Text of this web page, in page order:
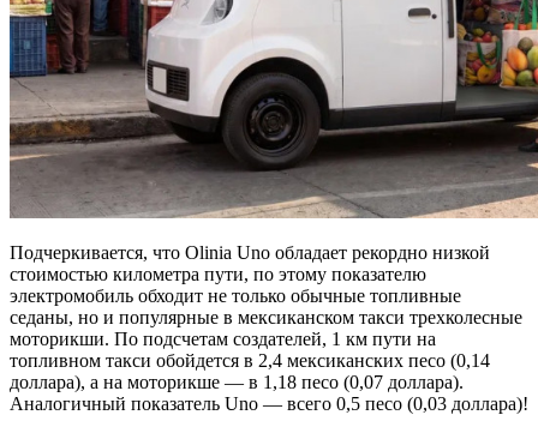
Подчеркивается, что Olinia Uno обладает рекордно низкой
стоимостью километра пути, по этому показателю
электромобиль обходит не только обычные топливные
седаны, но и популярные в мексиканском такси трехколесные
моторикши. По подсчетам создателей, 1 км пути на
топливном такси обойдется в 2,4 мексиканских песо (0,14
доллара), а на моторикше — в 1,18 песо (0,07 доллара).
Аналогичный показатель Uno — всего 0,5 песо (0,03 доллара)!